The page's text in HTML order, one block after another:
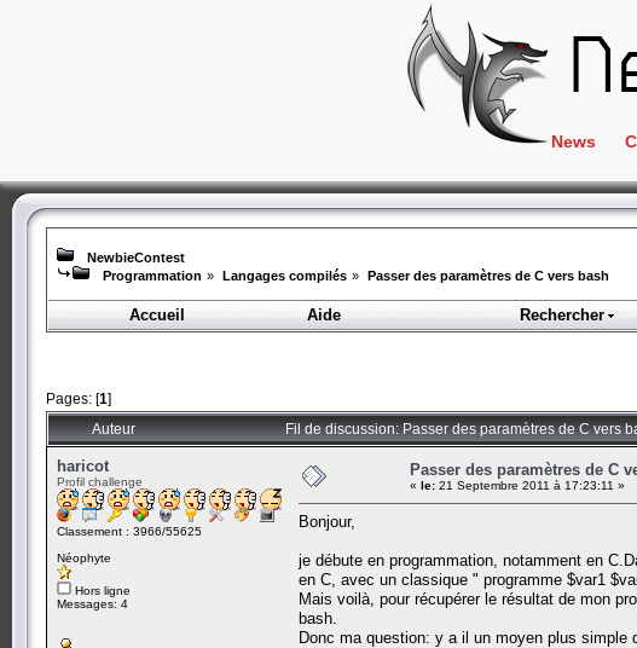
News
NewbieContest
Programmation » Langages compilés » Passer des paramètres de C vers bash
Accueil
Aide Rechercher
Pages: [1]
Auteur Fil de discussion: Passer des paramètres de C vers
haricot
Profil challenge
Classement : 3966/55625
Néophyte
Hors ligne
Messages: 4
Passer des paramètres de C
« le: 21 Septembre 2011 à 17:23:11 »
Bonjour,
je débute en programmation, notamment en
en C, avec un classique " programme $var1
Mais voilà, pour récupérer le résultat de mon
bash.
Donc ma question: y a il un moyen plus